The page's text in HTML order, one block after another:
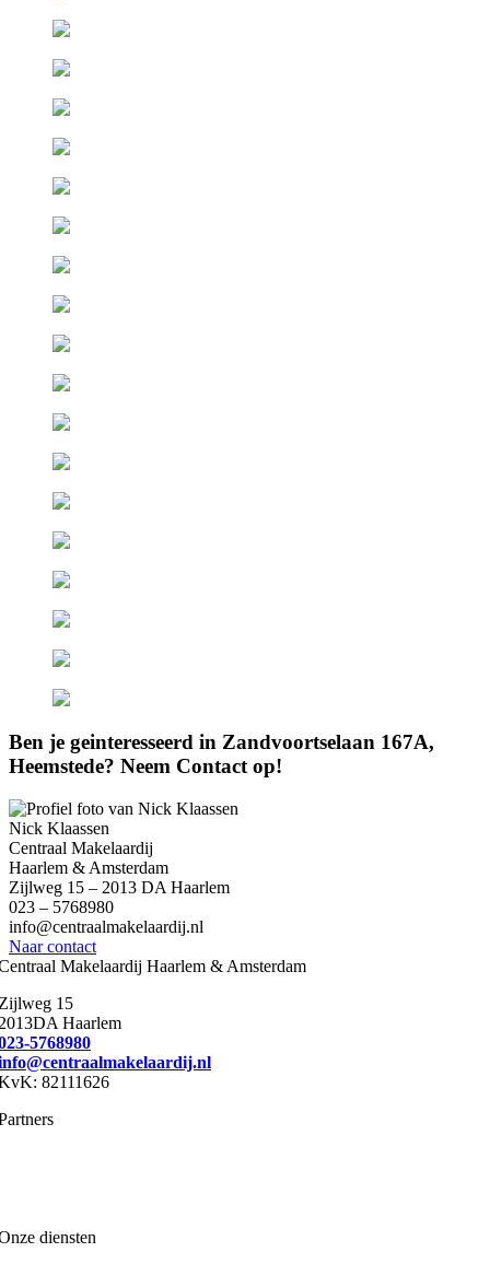
Ben je geinteresseerd in Zandvoortselaan 167A,
Heemstede? Neem Contact op!
Nick Klaassen
Centraal Makelaardij
Haarlem & Amsterdam
Zijlweg 15 – 2013 DA Haarlem
023 – 5768980
info@centraalmakelaardij.nl
Naar contact
Makelaardij Haarlem & Amsterdam
15
Haarlem
5768980
82111626
diensten